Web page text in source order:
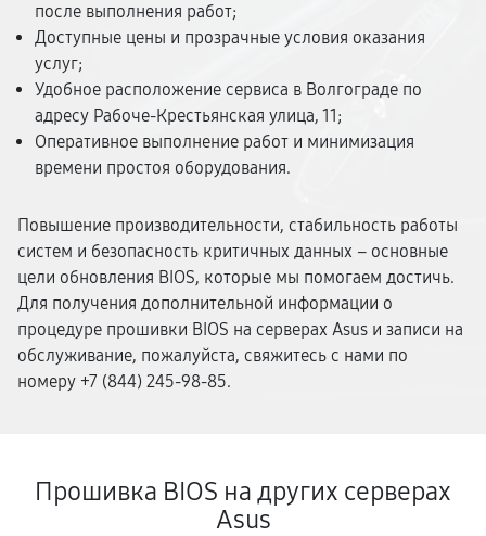
после выполнения работ;
Доступные цены и прозрачные условия оказания
услуг;
Удобное расположение сервиса в Волгограде по
адресу Рабоче-Крестьянская улица, 11;
Оперативное выполнение работ и минимизация
времени простоя оборудования.
Повышение производительности, стабильность работы
систем и безопасность критичных данных – основные
цели обновления BIOS, которые мы помогаем достичь.
Для получения дополнительной информации о
процедуре прошивки BIOS на серверах Asus и записи на
обслуживание, пожалуйста, свяжитесь с нами по
номеру +7 (844) 245-98-85.
Прошивка BIOS на других серверах
Asus